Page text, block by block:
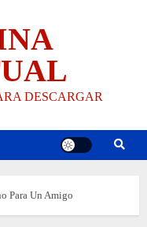
DESCARGAR
Para Un Amigo